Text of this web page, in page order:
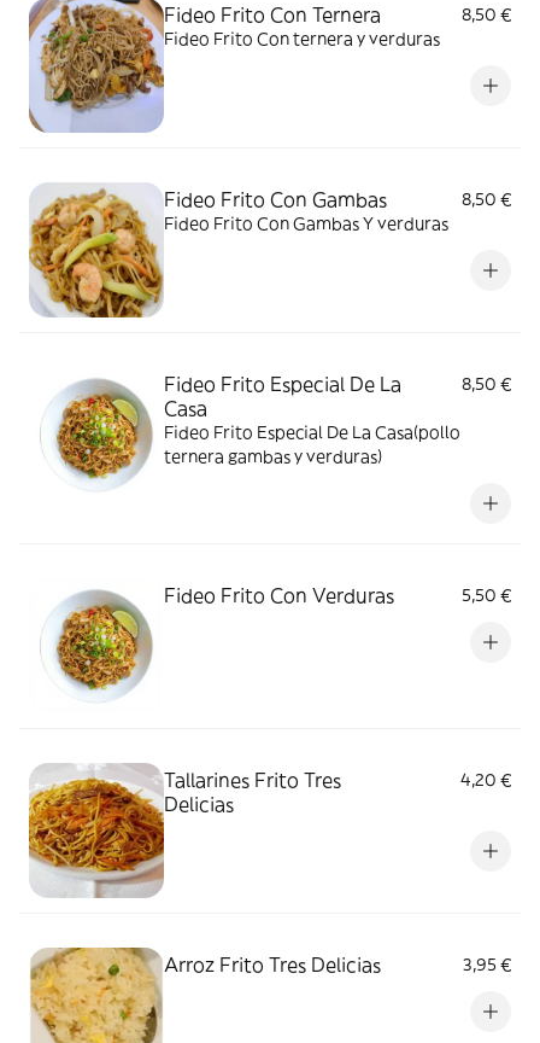
Fideo Frito Con Ternera
8,50 €
Fideo Frito Con ternera y verduras
Fideo Frito Con Gambas
8,50 €
Fideo Frito Con Gambas Y verduras
Fideo Frito Especial De La
Casa
8,50 €
Fideo Frito Especial De La Casa(pollo
ternera gambas y verduras)
Fideo Frito Con Verduras 5,50 €
Tallarines Frito Tres
Delicias
4,20 €
Arroz Frito Tres Delicias 3,95 €